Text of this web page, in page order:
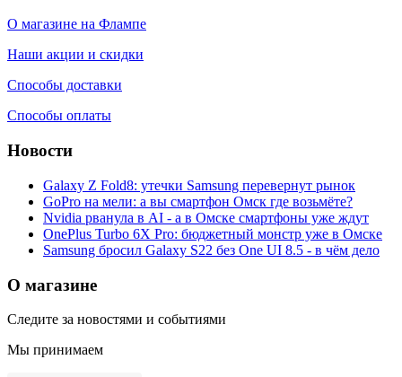
О магазине на Флампе
Наши акции и скидки
Способы доставки
Способы оплаты
Новости
Galaxy Z Fold8: утечки Samsung перевернут рынок
GoPro на мели: а вы смартфон Омск где возьмёте?
Nvidia рванула в AI - а в Омске смартфоны уже ждут
OnePlus Turbo 6X Pro: бюджетный монстр уже в Омске
Samsung бросил Galaxy S22 без One UI 8.5 - в чём дело
О магазине
Следите за новостями и событиями
Мы принимаем